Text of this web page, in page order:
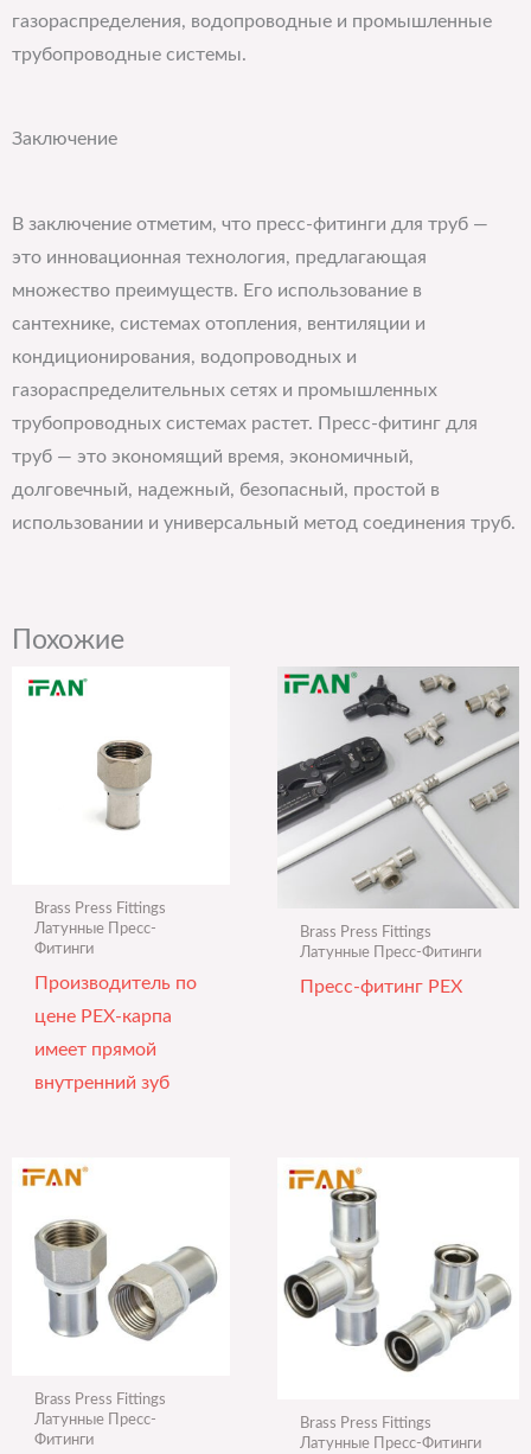
газораспределения, водопроводные и промышленные
трубопроводные системы.
Заключение
В заключение отметим, что пресс-фитинги для труб —
это инновационная технология, предлагающая
множество преимуществ. Его использование в
сантехнике, системах отопления, вентиляции и
кондиционирования, водопроводных и
газораспределительных сетях и промышленных
трубопроводных системах растет. Пресс-фитинг для
труб — это экономящий время, экономичный,
долговечный, надежный, безопасный, простой в
использовании и универсальный метод соединения труб.
Похожие
Brass Press Fittings
Латунные Пресс-
Фитинги
Производитель по
цене PEX-карпа
имеет прямой
внутренний зуб
Brass Press Fittings
Латунные Пресс-Фитинги
Пресс-фитинг PEX
Brass Press Fittings
Латунные Пресс-
Фитинги
Brass Press Fittings
Латунные Пресс-Фитинги